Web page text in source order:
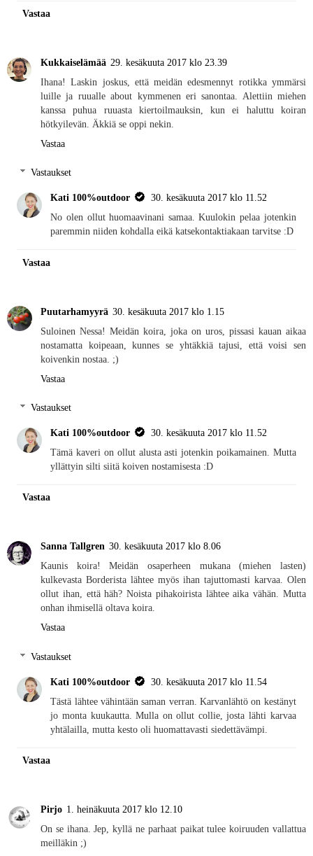
Vastaa
Kukkaiselämää 29. kesäkuuta 2017 klo 23.39
Ihana! Laskin joskus, että meidän edesmennyt rotikka ymmärsi
luille ja ruualle about kymmenen eri sanontaa. Alettiin miehen
kanssa puhua ruuasta kiertoilmauksin, kun ei haluttu koiran
hötkyilevän. Äkkiä se oppi nekin.
Vastaa
Vastaukset
Kati 100%outdoor
30. kesäkuuta 2017 klo 11.52
No olen ollut huomaavinani samaa. Kuulokin pelaa jotenkin
paremmin niiden kohdalla eikä katsekontaktiakaan tarvitse :D
Vastaa
Puutarhamyyrä 30. kesäkuuta 2017 klo 1.15
Suloinen Nessa! Meidän koira, joka on uros, pissasi kauan aikaa
nostamatta koipeaan, kunnes se yhtäkkiä tajusi, että voisi sen
koivenkin nostaa. ;)
Vastaa
Vastaukset
Kati 100%outdoor
30. kesäkuuta 2017 klo 11.52
Tämä kaveri on ollut alusta asti jotenkin poikamainen. Mutta
yllättyin silti siitä koiven nostamisesta :D
Vastaa
Sanna Tallgren 30. kesäkuuta 2017 klo 8.06
Kaunis koira! Meidän osaperheen mukana (miehen lasten)
kulkevasta Borderista lähtee myös ihan tajuttomasti karvaa. Olen
ollut ihan, että häh? Noista pihakoirista lähtee aika vähän. Mutta
onhan ihmisellä oltava koira.
Vastaa
Vastaukset
Kati 100%outdoor
30. kesäkuuta 2017 klo 11.54
Tästä lähtee vähintään saman verran. Karvanlähtö on kestänyt
jo monta kuukautta. Mulla on ollut collie, josta lähti karvaa
yhtälailla, mutta kesto oli huomattavasti siedettävämpi.
Vastaa
Pirjo 1. heinäkuuta 2017 klo 12.10
On se ihana. Jep, kyllä ne parhaat paikat tulee koiruuden vallattua
meilläkin ;)